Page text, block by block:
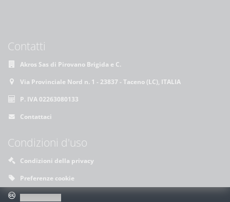
Contatti
Akros Sas di Pirovano Brigida e C.
Via Provinciale Nord n. 1 - 23837 - Taceno (LC), ITALIA
P. IVA 02263080133
Contattaci
Condizioni d'uso
Condizioni della privacy
Preferenze cookie